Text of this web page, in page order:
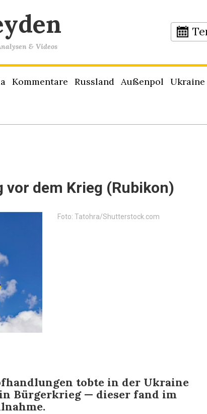
& Videos
Kommentare Russland Außenpol Ukraine
vor dem Krieg (Rubikon)
Foto: Tatohra/Shutterstock.com
tobte in der Ukraine
Bürgerkrieg — dieser fand im